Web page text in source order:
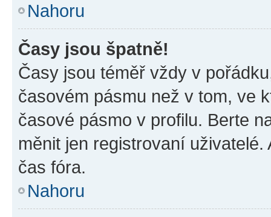
Nahoru
Časy jsou špatně!
Časy jsou téměř vždy v
časovém pásmu než v tom, ve
časové pásmo v profilu. Berte
měnit jen registrovaní
čas fóra.
Nahoru